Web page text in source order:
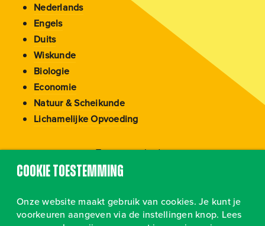
Nederlands
Engels
Duits
Wiskunde
Biologie
Economie
Natuur & Scheikunde
Lichamelijke Opvoeding
Terug naar kader
Cookie toestemming
Onze website maakt gebruik van cookies. Je kunt je
voorkeuren aangeven via de instellingen knop. Lees